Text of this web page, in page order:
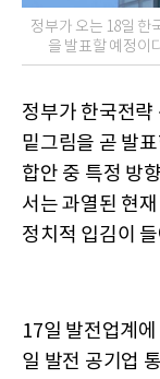
정부가 오는 18일 한
을 발표할 예정이
정부가 한국전략
밑그림을 곧 발
합안 중 특정 방
서는 과열된 현
정치적 입김이
17일 발전업계
일 발전 공기업